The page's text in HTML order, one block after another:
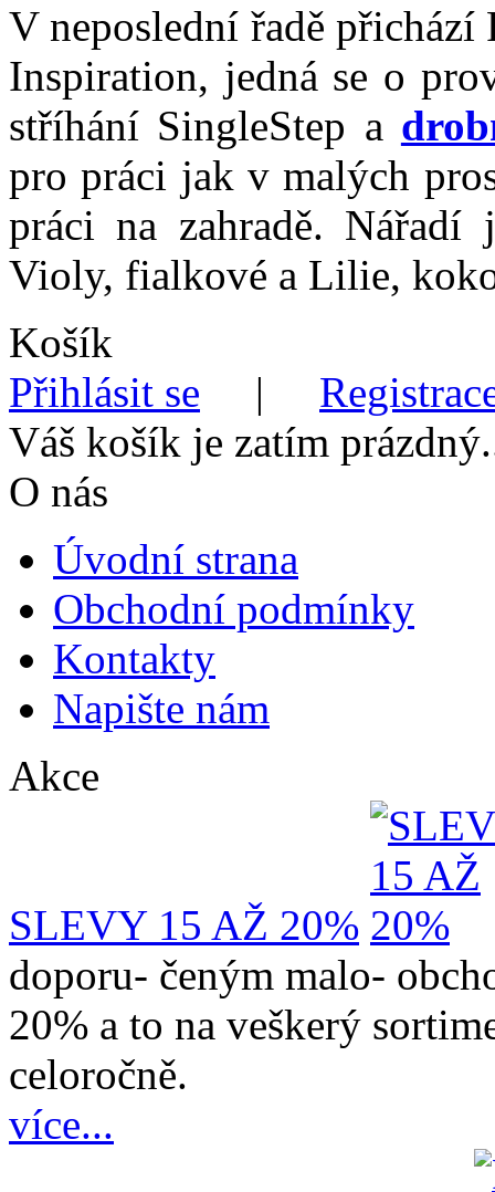
V neposlední řadě přichází
Inspiration, jedná se o
stříhání SingleStep a
pro práci jak v malých
práci na zahradě.
Violy, fialkové a Lilie,
Košík
Přihlásit se |
Váš košík je zatím
O nás
Úvodní strana
Obchodní podmínky
Kontakty
Napište nám
Akce
SLEVY 15 AŽ 20%
doporu- čeným malo-
20% a to na veškerý
celoročně.
více...